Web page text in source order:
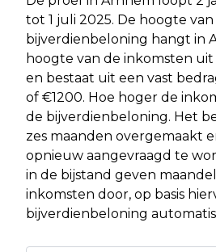
tot 1 juli 2025. De hoogte van
bijverdienbeloning hangt in
hoogte van de inkomsten
en bestaat uit een vast
of €1200. Hoe hoger de
de bijverdienbeloning. Het
zes maanden overgemaakt
opnieuw aangevraagd te
in de bijstand geven
inkomsten door, op basis
bijverdienbeloning